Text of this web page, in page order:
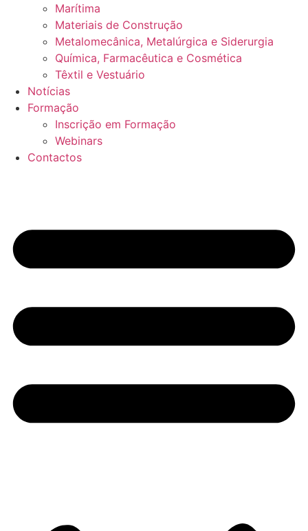
Marítima
Materiais de Construção
Metalomecânica, Metalúrgica e Siderurgia
Química, Farmacêutica e Cosmética
Têxtil e Vestuário
Notícias
Formação
Inscrição em Formação
Webinars
Contactos